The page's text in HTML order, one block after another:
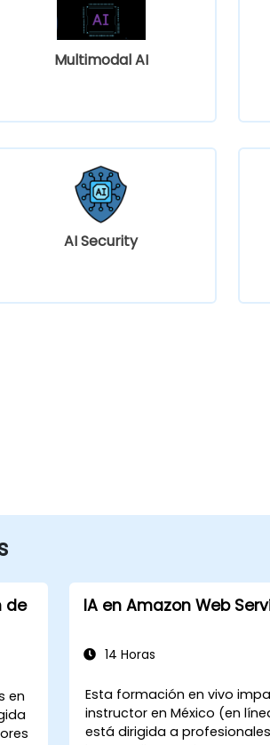
Multimodal AI
AI Security
de
en
IA en Amazon Web
14 Horas
Esta formación en vivo
instructor en México (en
está dirigida a